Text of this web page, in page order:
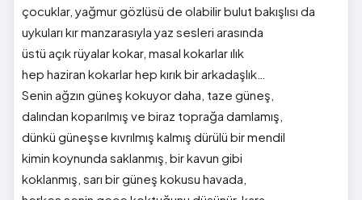
çocuklar, yağmur gözlüsü de olabilir bulut bakışlısı da
uykuları kır manzarasıyla yaz sesleri arasında
üstü açık rüyalar kokar, masal kokarlar ılık
hep haziran kokarlar hep kırık bir arkadaşlık…
Senin ağzın güneş kokuyor daha, taze güneş,
dalından koparılmış ve biraz toprağa damlamış,
dünkü güneşse kıvrılmış kalmış dürülü bir mendil
kimin koynunda saklanmış, bir kavun gibi
koklanmış, sarı bir güneş kokusu havada,